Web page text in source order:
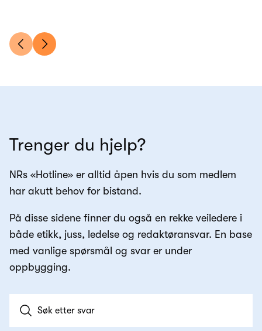
Trenger du hjelp?
NRs «Hotline» er alltid åpen hvis du som medlem
har akutt behov for bistand.
På disse sidene finner du også en rekke veiledere i
både etikk, juss, ledelse og redaktøransvar. En base
med vanlige spørsmål og svar er under
oppbygging.